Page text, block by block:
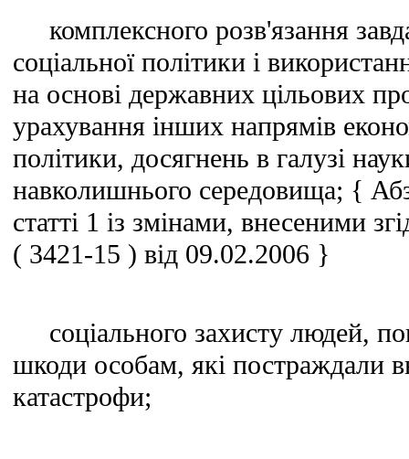
комплексного розв'язання
соціальної політики і
на основі державних цільових
урахування інших напрямів
політики, досягнень в галузі
навколишнього середовища; {
статті 1 із змінами, внесеними
( 3421-15 ) від 09.02.2006 }
соціального захисту людей,
шкоди особам, які постраждали
катастрофи;